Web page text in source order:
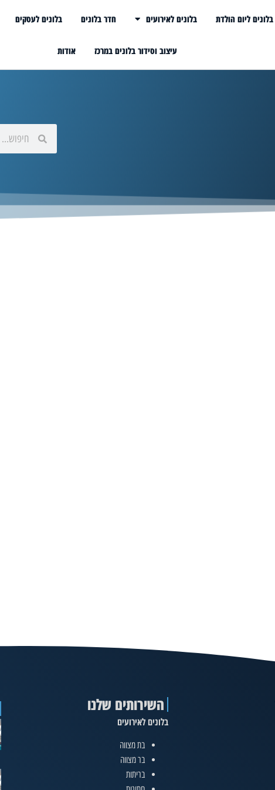
בלונים ליום הולדת בלונים לאירועים חדר בלונים בלונים לעסקים
עיצוב וסידור בלונים במרכז אודות
השירותים שלנו
בלונים לאירועים
בת מצווה
בר מצווה
בריתות